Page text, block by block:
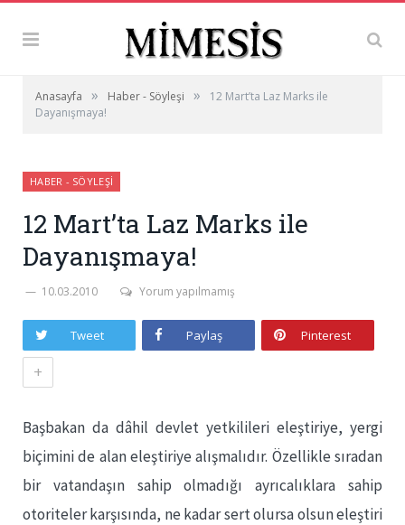
Anasayfa » Haber - Söyleşi »
12 Mart’ta Laz Marks ile
Dayanışmaya!
HABER - SÖYLEŞI
12 Mart’ta Laz Marks ile
Dayanışmaya!
10.03.2010 Yorum yapılmamış
Tweet Paylaş Pinterest
+
Başbakan da dâhil devlet yetkilileri eleştiriye, yergi
biçimini de alan eleştiriye alışmalıdır. Özellikle sıradan
bir vatandaşın sahip olmadığı ayrıcalıklara sahip
otoriteler karşısında, ne kadar sert olursa olsun eleştiri